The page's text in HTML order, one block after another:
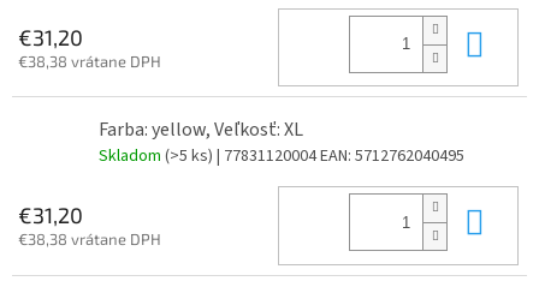
€31,20
€38,38 vrátane DPH
Farba: yellow, Veľkosť: XL
Skladom (>5 ks) | 77831120004EAN: 5712762040495
€31,20
€38,38 vrátane DPH